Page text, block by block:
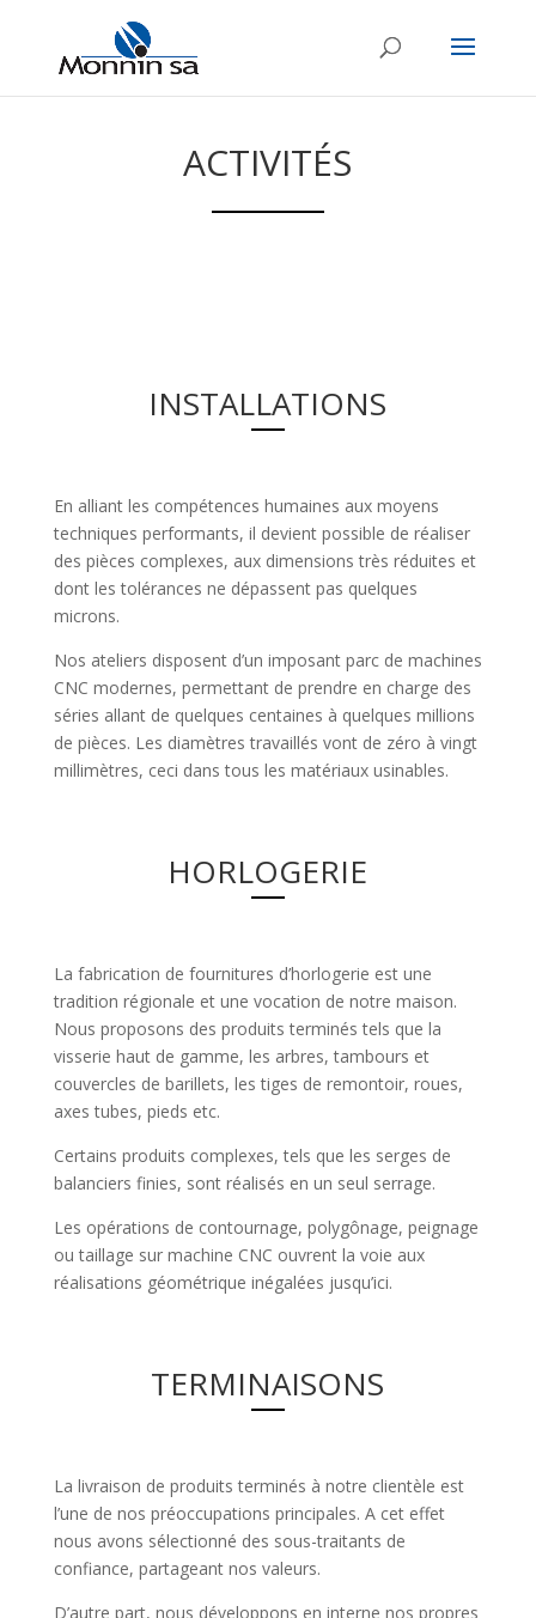
ACTIVITÉS
INSTALLATIONS
En alliant les compétences humaines aux moyens
techniques performants, il devient possible de réaliser
des pièces complexes, aux dimensions très réduites et
dont les tolérances ne dépassent pas quelques
microns.
Nos ateliers disposent d’un imposant parc de machines
CNC modernes, permettant de prendre en charge des
séries allant de quelques centaines à quelques millions
de pièces. Les diamètres travaillés vont de zéro à vingt
millimètres, ceci dans tous les matériaux usinables.
HORLOGERIE
La fabrication de fournitures d’horlogerie est une
tradition régionale et une vocation de notre maison.
Nous proposons des produits terminés tels que la
visserie haut de gamme, les arbres, tambours et
couvercles de barillets, les tiges de remontoir, roues,
axes tubes, pieds etc.
Certains produits complexes, tels que les serges de
balanciers finies, sont réalisés en un seul serrage.
Les opérations de contournage, polygônage, peignage
ou taillage sur machine CNC ouvrent la voie aux
réalisations géométrique inégalées jusqu’ici.
TERMINAISONS
La livraison de produits terminés à notre clientèle est
l’une de nos préoccupations principales. A cet effet
nous avons sélectionné des sous-traitants de
confiance, partageant nos valeurs.
D’autre part, nous développons en interne nos propres